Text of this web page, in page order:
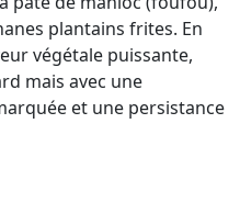
plantains frites. En
végétale puissante,
mais avec une
et une persistance